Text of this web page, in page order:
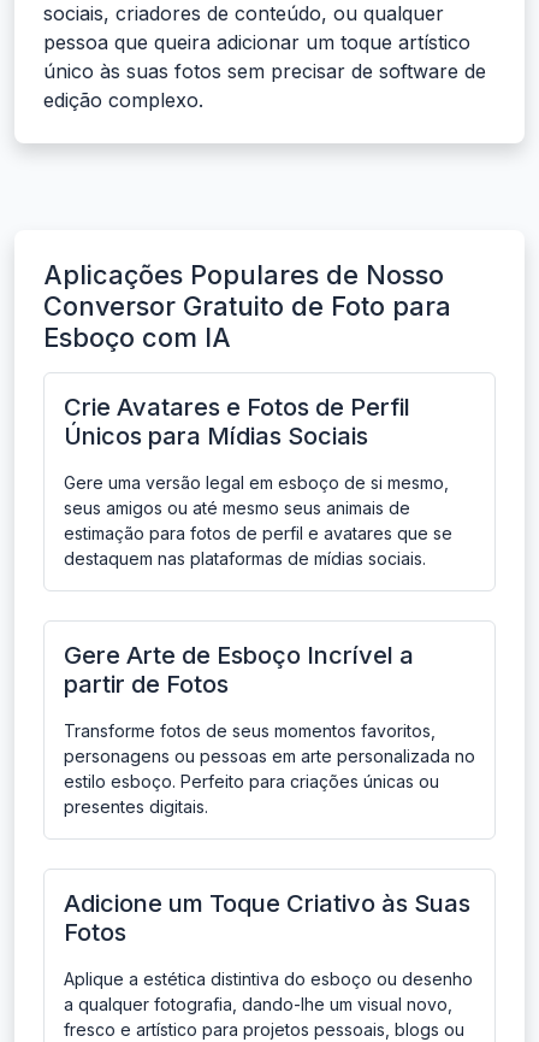
sociais, criadores de conteúdo, ou qualquer
pessoa que queira adicionar um toque artístico
único às suas fotos sem precisar de software de
edição complexo.
Aplicações Populares de Nosso
Conversor Gratuito de Foto para
Esboço com IA
Crie Avatares e Fotos de Perfil
Únicos para Mídias Sociais
Gere uma versão legal em esboço de si mesmo,
seus amigos ou até mesmo seus animais de
estimação para fotos de perfil e avatares que se
destaquem nas plataformas de mídias sociais.
Gere Arte de Esboço Incrível a
partir de Fotos
Transforme fotos de seus momentos favoritos,
personagens ou pessoas em arte personalizada no
estilo esboço. Perfeito para criações únicas ou
presentes digitais.
Adicione um Toque Criativo às Suas
Fotos
Aplique a estética distintiva do esboço ou desenho
a qualquer fotografia, dando-lhe um visual novo,
fresco e artístico para projetos pessoais, blogs ou